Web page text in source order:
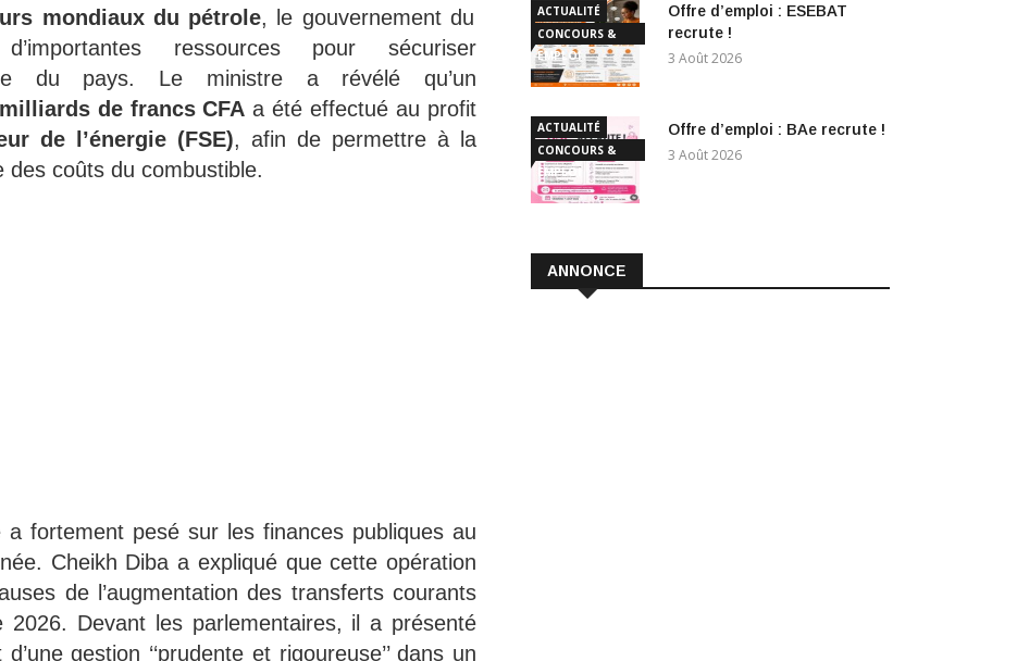
mondiaux du pétrole, le gouvernement du
ressources pour sécuriser
du pays. Le ministre a révélé qu’un
de francs CFA a été effectué au profit
de l’énergie (FSE), afin de permettre à la
des coûts du combustible.
a fortement pesé sur les finances publiques au
Cheikh Diba a expliqué que cette opération
de l’augmentation des transferts courants
2026. Devant les parlementaires, il a présenté
gestion ‘‘prudente et rigoureuse’’ dans un
ACTUALITÉ
CONCOURS &
EMPLOI
Offre d’emploi : ESEBAT
recrute !
3 Août 2026
ACTUALITÉ
CONCOURS &
EMPLOI
Offre d’emploi : BAe recrute !
3 Août 2026
ANNONCE